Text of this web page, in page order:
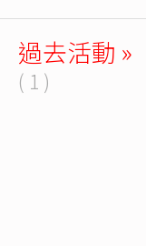
過去活動 »
( 1 )